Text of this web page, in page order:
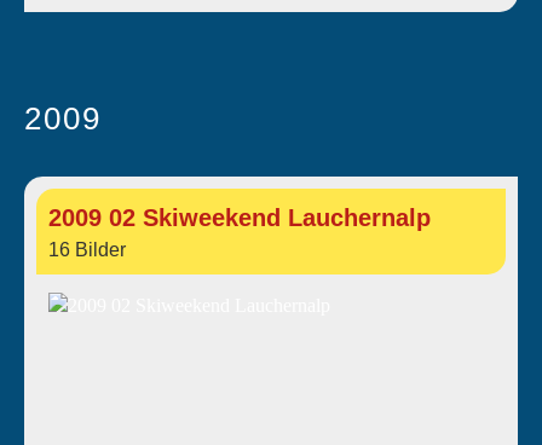
2009
2009 02 Skiweekend Lauchernalp
16 Bilder